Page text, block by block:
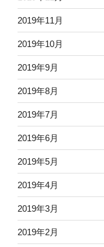
2019年11月
2019年10月
2019年9月
2019年8月
2019年7月
2019年6月
2019年5月
2019年4月
2019年3月
2019年2月